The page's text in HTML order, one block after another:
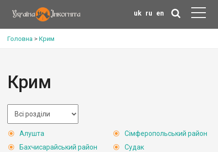
uk ru en
Головна > Крим
Крим
Алушта
Бахчисарайський район
Сімферопольський район
Судак